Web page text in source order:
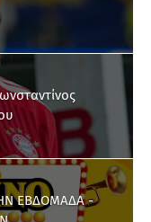
ΕΒΔΟΜΑΔΑ -